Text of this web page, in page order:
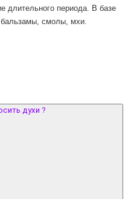
длительного периода. В базе
бальзамы, смолы, мхи.
духи ?